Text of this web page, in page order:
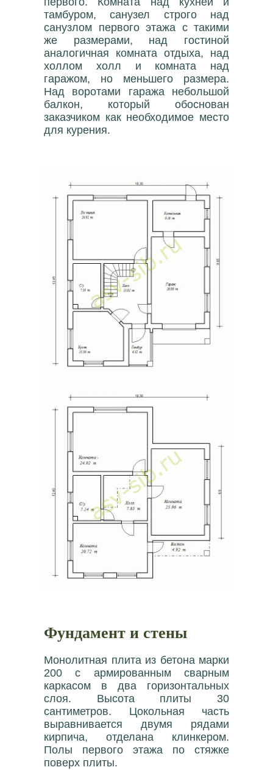
тамбуром, санузел строго над
санузлом первого этажа с такими
же размерами, над гостиной
аналогичная комната отдыха, над
холлом холл и комната над
гаражом, но меньшего размера.
Над воротами гаража небольшой
балкон, который обоснован
заказчиком как необходимое место
для курения.
Фундамент и стены
Монолитная плита из бетона марки
200 с армированным сварным
каркасом в два горизонтальных
слоя. Высота плиты 30
сантиметров. Цокольная часть
выравнивается двумя рядами
кирпича, отделана клинкером.
Полы первого этажа по стяжке
поверх плиты.